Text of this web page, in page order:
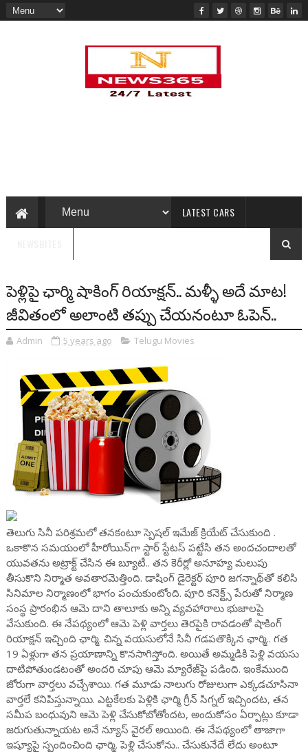
LATEST CARS
పెళ్లిపై ఛార్మి షాకింగ్ రియాక్షన్.. మళ్ళీ అదే మాట!
జీవితంలో అలాంటి తప్పు చేయనంటూ ఓపెన్..
Admin 5 years ago Telugu Movies
తెలుగు సినీ పరిశ్రమలో తనకంటూ స్పెషల్ ఇమేజ్ క్రియేట్ చేసుకుంది .
ఒకాకొన సమయంలో హీరోయిన్‌గా స్టార్ స్టేటస్ పట్టేసి తన అందచందాలతో
యువతను అట్రాక్ట్ చేసిన ఈ బ్యూటీ.. తన కెరీర్లో అనూహ్య మలుపు
తీసుకొని నిర్మాత అవతారమెత్తింది. డాషింగ్ డైరెక్టర్ పూరి జగన్నాథ్‌తో కలిసి
సినిమాల నిర్మాణంలో భాగం పంచుకుంటోంది. పూరి కనెక్ట్స్ పేరుతో నిర్మాణ
సంస్థ ప్రారంభిన ఆమె దాని తాలూకు అన్ని వ్యవహారాలు భుజాలపై
వేసుకుంది. ఈ నేపథ్యంలో ఆమె పెళ్లి వార్తలు తెరపైకి రావడంతో షాకింగ్
రియాక్షన్ ఇచ్చింది ఛార్మి. చిన్న వయసులోనే సినీ గడపతొక్కిన ఛార్మి.. గత
19 ఏళ్లుగా తన ప్రయాణాన్ని కొనసాగిస్తోంది. అయితే అమ్మడికి పెళ్లి వయసు
దాటిపోతుండటంతో అందరి చూపు ఆమె మ్యారేజ్‌పై పడింది. ఇంకేముంది
జోరుగా వార్తలు వచ్చేశాయి. గత మూడు నాలుగు రోజులుగా ఎక్కడచూసినా
వార్తలే కనిపిస్తున్నాయి. ఎట్టకేలకు పెళ్లికి ఛార్మి గ్రీన్ సిగ్నల్ ఇచ్చిందట, తన
సమీప బంధువుని ఆమె పెళ్లి చేసుకోబోతోందట, అందుకోసం ఏర్పాట్లు కూడా
జరుగుతున్నాయట అనే న్యూస్ వైరల్ అయింది. ఈ నేపథ్యంలో తాజాగా
ఇష్యూపై స్పందించింది ఛార్మి. పెళ్లి చేసుకోను.. చేసుకునేదే లేదు అంటూ